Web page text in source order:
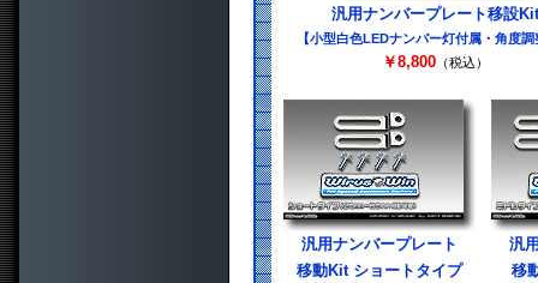
汎用ナンバープレート移設Kit
【小型白色LEDナンバー灯付属・角度調
￥8,800 （税込）
汎用ナンバープレート
移動Kit ショートタイプ
汎
移